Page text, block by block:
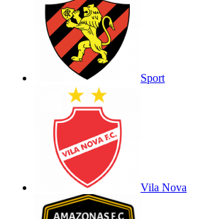
Sport
Vila Nova